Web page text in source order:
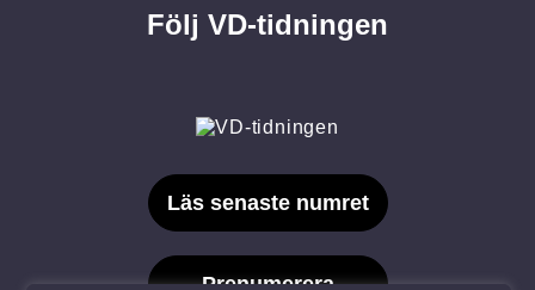
Följ VD-tidningen
Läs senaste numret
Prenumerera